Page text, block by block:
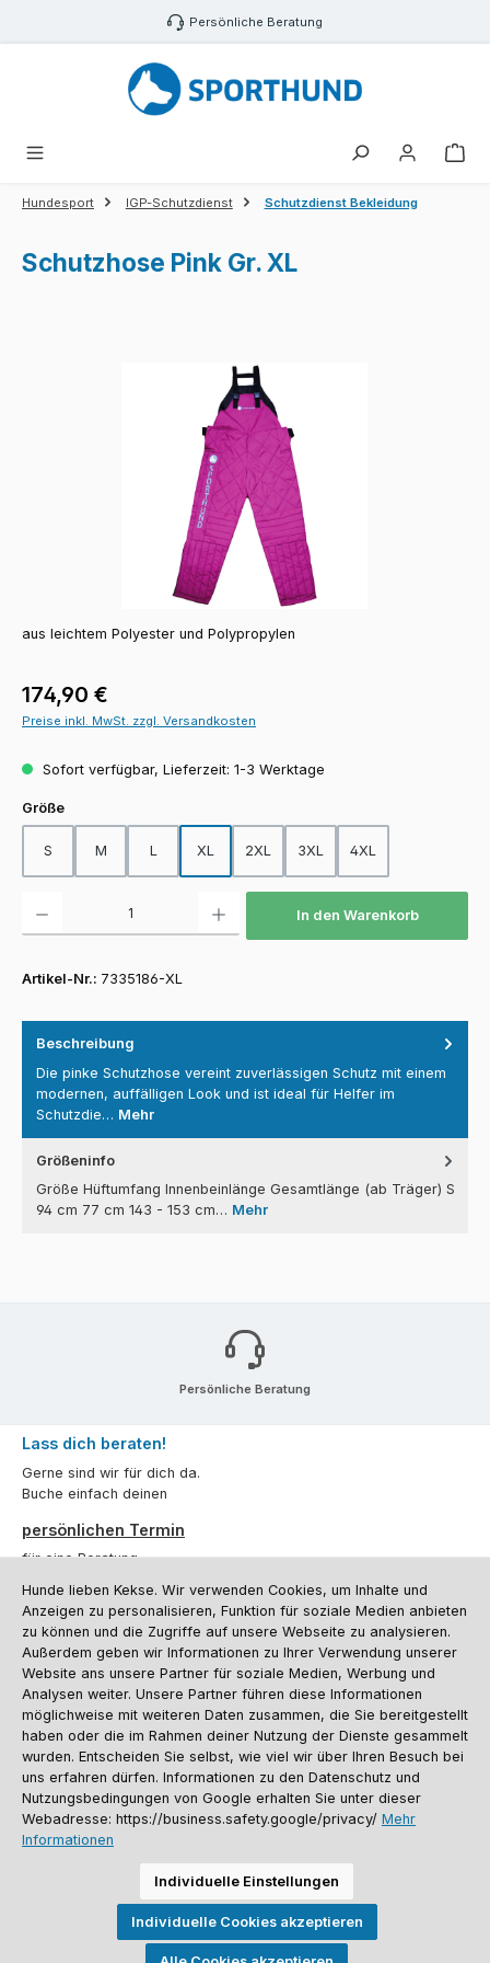
Zum Hauptinhalt springen Persönliche Beratung
Hundesport IGP-Schutzdienst Schutzdienst Bekleidung
Schutzhose Pink Gr. XL
aus leichtem Polyester und Polypropylen
Regulärer Preis:
174,90 €
Preise inkl. MwSt. zzgl. Versandkosten
Sofort verfügbar, Lieferzeit: 1-3 Werktage
Größeauswählen
S M L XL 2XL 3XL 4XL
In den Warenkorb
Artikel-Nr.: 7335186-XL
Beschreibung
Die pinke Schutzhose vereint zuverlässigen Schutz mit einem
modernen, auffälligen Look und ist ideal für Helfer im
Schutzdie… Mehr
Größeninfo
Größe Hüftumfang Innenbeinlänge Gesamtlänge (ab Träger) S
94 cm 77 cm 143 - 153 cm… Mehr
Persönliche Beratung
Lass dich beraten!
Gerne sind wir für dich da.
Buche einfach deinen
persönlichen Termin
für eine Beratung.
Oder über unserKontaktformular.
Vertrag widerrufen
Kundenservice
Informationen
Social Media und Kontakt
Versandinformationen
Batterieentsorgung
Warenrücksendung Sporthund Katalog
Alle Preise inkl. gesetzl. Mehrwertsteuer zzgl.Versandkosten
anders angegeben. Preise vor dem Login werden in Euro (DE) angezeigt.
Streichpreise = UVP-Preise. Abbildungen ähnlich. Änderungen
vorbehalten.
Hunde lieben Kekse. Wir verwenden Cookies, um Inhalte und
Anzeigen zu personalisieren, Funktion für soziale Medien anbieten
zu können und die Zugriffe auf unsere Webseite zu analysieren.
Außerdem geben wir Informationen zu Ihrer Verwendung unserer
Website ans unsere Partner für soziale Medien, Werbung und
Analysen weiter. Unsere Partner führen diese Informationen
möglichweise mit weiteren Daten zusammen, die Sie bereitgestellt
haben oder die im Rahmen deiner Nutzung der Dienste gesammelt
wurden. Entscheiden Sie selbst, wie viel wir über Ihren Besuch bei
uns erfahren dürfen. Informationen zu den Datenschutz und
Nutzungsbedingungen von Google erhalten Sie unter dieser
Webadresse: https://business.safety.google/privacy/ Mehr
Informationen
Individuelle Einstellungen
Individuelle Cookies akzeptieren